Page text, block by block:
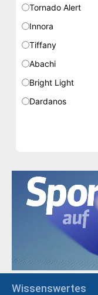
Tornado Alert
Innora
Tiffany
Abachi
Bright Light
Dardanos
Wissenswertes